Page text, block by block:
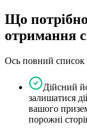
Що
отримання
Ось повний список
Дійсний
залишатися
вашого
порожні